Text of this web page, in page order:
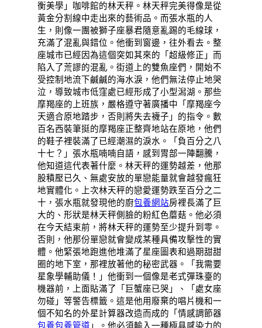
衡美學」咖啡館的林天秤。林天秤完美得像是從
黃金分割線中走出來的藝術品。而張水瓶的人
生，則像一團被獅子座暴君隨意亂踢的毛線球，
充滿了混亂與錯位。他衝到窗邊，往外看去。整
座城市已經因為這個突如其來的「超級修正」而
陷入了荒謬的混亂。街道上的雙魚座們，開始不
受控制地流下鹹鹹的海水淚，他們無法停止地哭
泣，導致城市低窪處已經形成了小型潟湖。那些
摩羯座的上班族，嚴格遵守著廣播中「摩羯座今
天適合原地踏步，否則將失去襪子」的指令。數
百名西裝筆挺的摩羯座正整齊地站在原地，他們
的鞋子裡裝滿了已經潮濕的淚水。「負百分之八
十七？」張水瓶喃喃自語，感到胃部一陣翻騰，
他知道這代表著什麼。林天秤的運勢越差，他那
股積壓已久、無處安放的單戀能量就會越發瘋狂
地實體化。上次林天秤的戀愛運勢跌至百分之二
十，張水瓶就發現他的廚包養網站房裡長滿了巨
大的、形狀是林天秤側臉的粉紅色蘑菇。他必須
在今天結束前，將林天秤的運勢至少提升到零。
否則，他那份單戀就會變成某種具備攻擊性的實
體。他緊張地跑進他堆滿了星座圖表和過期甜甜
圈的地下室，那裡放著他的秘密武器。「我需要
星象學輔助儀！」他衝到一個像是老式彈珠臺的
機器前，上面貼滿了「巨蟹座已哭」、「處女座
勿碰」等警告標籤。這是他用廢棄的唱片機和一
個不知名的外星計算器改造而成的「情感調節器